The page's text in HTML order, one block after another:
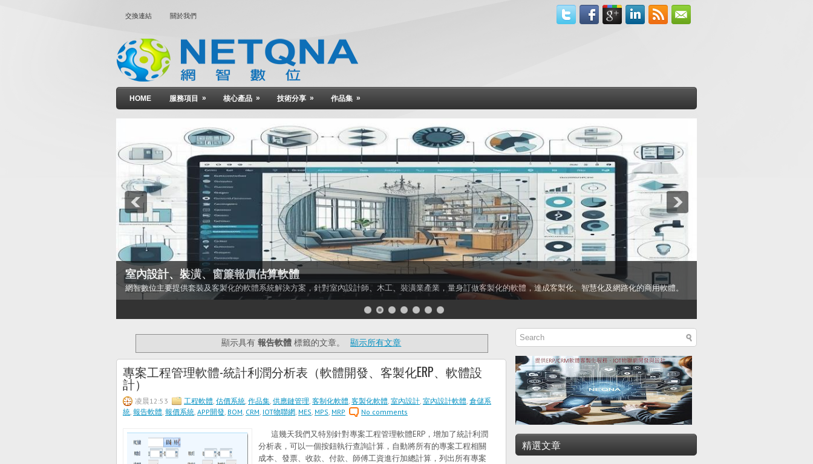
交換連結 關於我們
HOME 服務項目 » 核心產品 » 技術分享 » 作品集 »
室內設計、裝潢、窗簾報價估算軟體
網智數位主要提供套裝及客製化的軟體系統解決方案，針對室內設計師、木工、裝潢業產業，量身訂做客製化的軟體，達成客製化、智慧化及網路化的商用軟體。
顯示具有 報告軟體標籤的文章。 顯示所有文章
專案工程管理軟體-統計利潤分析表（軟體開發、客製化ERP、軟體設
計）
凌晨12:53 工程軟體 估價系統 作品集 供應鏈管理 客制化軟體 客製化軟體 室內設計 室內設計軟體 倉儲系
統 報告軟體 報價系統 APP開發 BOM CRM IOT物聯網 MES MPS MRP No comments
這幾天我們又特別針對專案工程管理軟體ERP，增加了統計利潤
分析表，可以一個按鈕執行查詢計算，自動將所有的專案工程相關
成本、發票、收款、付款、師傅工資進行加總計算，列出所有專案
精選文章